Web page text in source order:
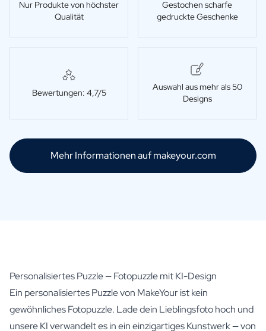
Geschenk für Ihn
Gaststättengewerbe
Uber Uns
FAQ
Kontakt
Nur Produkte von höchster
Qualität
Gestochen scharfe
gedruckte Geschenke
Bewertungen: 4,7/5
Auswahl aus mehr als 50
Designs
Mehr Informationen auf makeyour.com
Personalisiertes Puzzle — Fotopuzzle mit KI-Design
Ein personalisiertes Puzzle von MakeYour ist kein
gewöhnliches Fotopuzzle. Lade dein Lieblingsfoto hoch und
unsere KI verwandelt es in ein einzigartiges Kunstwerk — von